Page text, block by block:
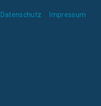
Datenschutz
Impressum